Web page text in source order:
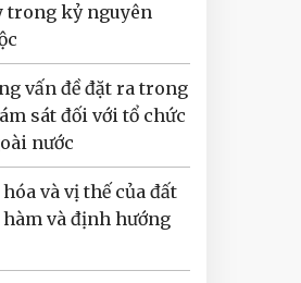
trong kỷ nguyên
vấn đề đặt ra trong
sát đối với tổ chức
nước
và vị thế của đất
và định hướng